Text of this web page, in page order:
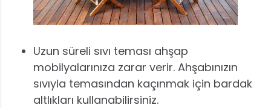
Uzun süreli sıvı teması ahşap
mobilyalarınıza zarar verir. Ahşabınızın
sıvıyla temasından kaçınmak için bardak
altlıkları kullanabilirsiniz.